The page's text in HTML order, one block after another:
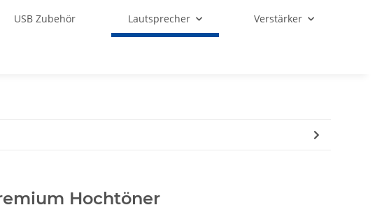
USB Zubehör Lautsprecher Verstärker
Hochtöner